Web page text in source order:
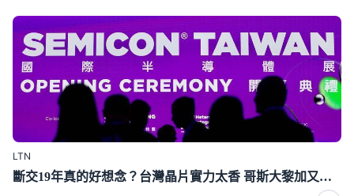
LTN
斷交19年真的好想念？台灣晶片實力太香 哥斯大黎加又要來台了